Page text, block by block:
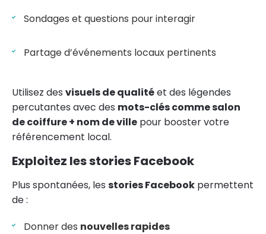
Sondages et questions pour interagir
Partage d’événements locaux pertinents
Utilisez des visuels de qualitéet des légendes
percutantes avec des mots-clés comme salon
de coiffure + nom de ville pour booster votre
référencement local.
Exploitez les stories Facebook
Plus spontanées, les stories Facebook permettent
de :
Donner des nouvelles rapides